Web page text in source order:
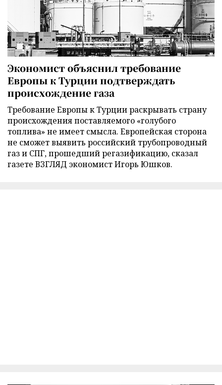
Экономист объяснил требование
Европы к Турции подтверждать
происхождение газа
Требование Европы к Турции раскрывать страну
происхождения поставляемого «голубого
топлива» не имеет смысла. Европейская сторона
не сможет выявить российский трубопроводный
газ и СПГ, прошедший регазификацию, сказал
газете ВЗГЛЯД экономист Игорь Юшков.